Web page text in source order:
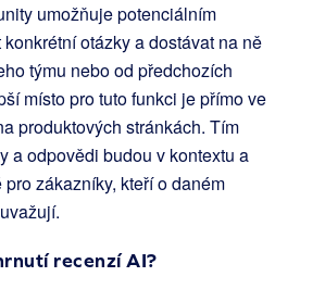
umožňuje potenciálním
otázky a dostávat na ně
týmu nebo od předchozích
místo pro tuto funkci je přímo ve
produktových stránkách. Tím
a odpovědi budou v kontextu a
zákazníky, kteří o daném
recenzí AI?